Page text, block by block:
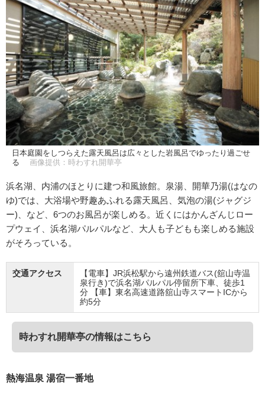
日本庭園をしつらえた露天風呂は広々とした岩風呂でゆったり過ごせ
る
画像提供：時わすれ開華亭
浜名湖、内浦のほとりに建つ和風旅館。泉湯、開華乃湯(はなの
ゆ)では、大浴場や野趣あふれる露天風呂、気泡の湯(ジャグジ
ー)、など、6つのお風呂が楽しめる。近くにはかんざんじロー
プウェイ、浜名湖パルパルなど、大人も子どもも楽しめる施設
がそろっている。
交通アクセス
【電車】JR浜松駅から遠州鉄道バス(舘山寺温
泉行き)で浜名湖パルパル停留所下車、徒歩1
分 【車】東名高速道路舘山寺スマートICから
約5分
時わすれ開華亭の情報はこちら
熱海温泉 湯宿一番地